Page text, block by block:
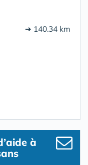
➔ 140.34 km
à